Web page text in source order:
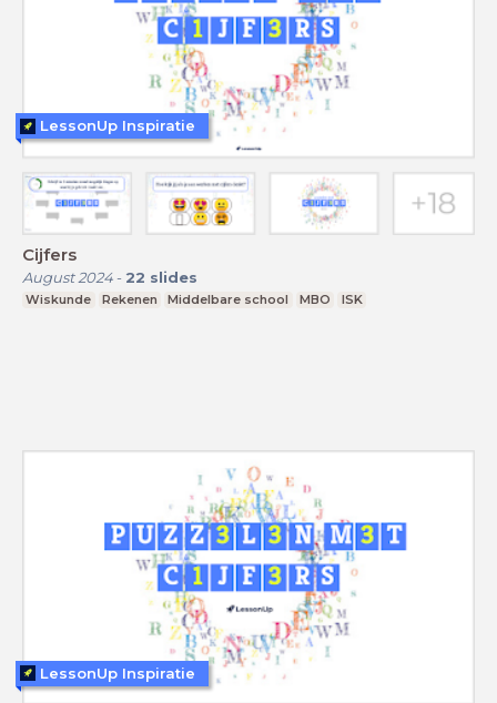
Cijfers
August 2024- 22 slides
Wiskunde Rekenen Middelbare school MBO ISK
LessonUp Inspiratie
LessonUp Inspiratie